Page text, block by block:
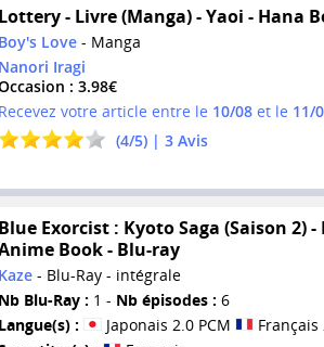
Lottery - Livre (Manga) - Yaoi - Hana
Boy's Love- Manga
Nanori Iragi
: 3.98€
Recevez votre article entre le 10/08et le 11/
(4/5) | 3Avis
Blue Exorcist : Kyoto Saga (Saison 2) -
Book - Blu-ray
Kaze- Blu-Ray - intégrale
Nb Blu-Ray : 1 - Nb épisodes : 6
Langue(s) :
Japonais 2.0 PCM
Français